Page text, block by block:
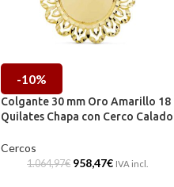
-10%
Colgante 30 mm Oro Amarillo 18
Quilates Chapa con Cerco Calado
Cercos
1.064,97€ 958,47€ IVA incl.